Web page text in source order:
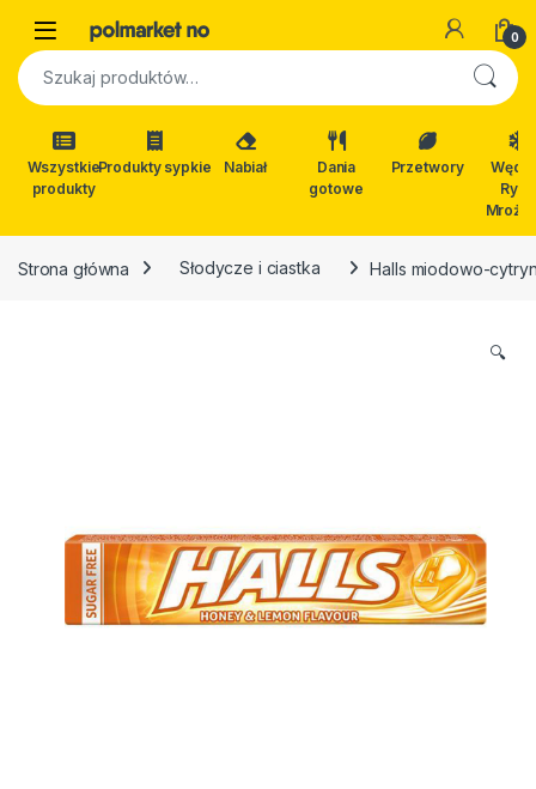
Open 0
Szukaj:
Wszystkie
produkty
Produkty sypkie Nabiał
Dania
gotowe
Przetwory
Ryby
Strona główna Słodycze i ciastka Halls miodowo-
🔍